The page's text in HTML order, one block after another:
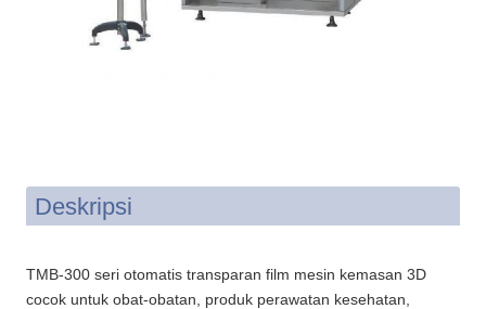
Deskripsi
TMB-300 seri otomatis transparan film mesin kemasan 3D
cocok untuk obat-obatan, produk perawatan kesehatan,